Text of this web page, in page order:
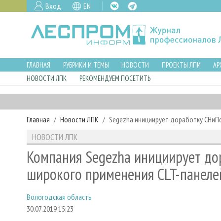
Вход EN
ГЛАВНАЯ РУБРИКИ И ТЕМЫ НОВОСТИ ПРОЕКТЫ ЛПИ
НОВОСТИ ЛПК
РЕКОМЕНДУЕМ ПОСЕТИТЬ
Главная Новости ЛПК Segezha инициирует доработку
НОВОСТИ ЛПК
Компания Segezha инициирует
широкого применения CLT-
Вологодская область
30.07.2019 15:23